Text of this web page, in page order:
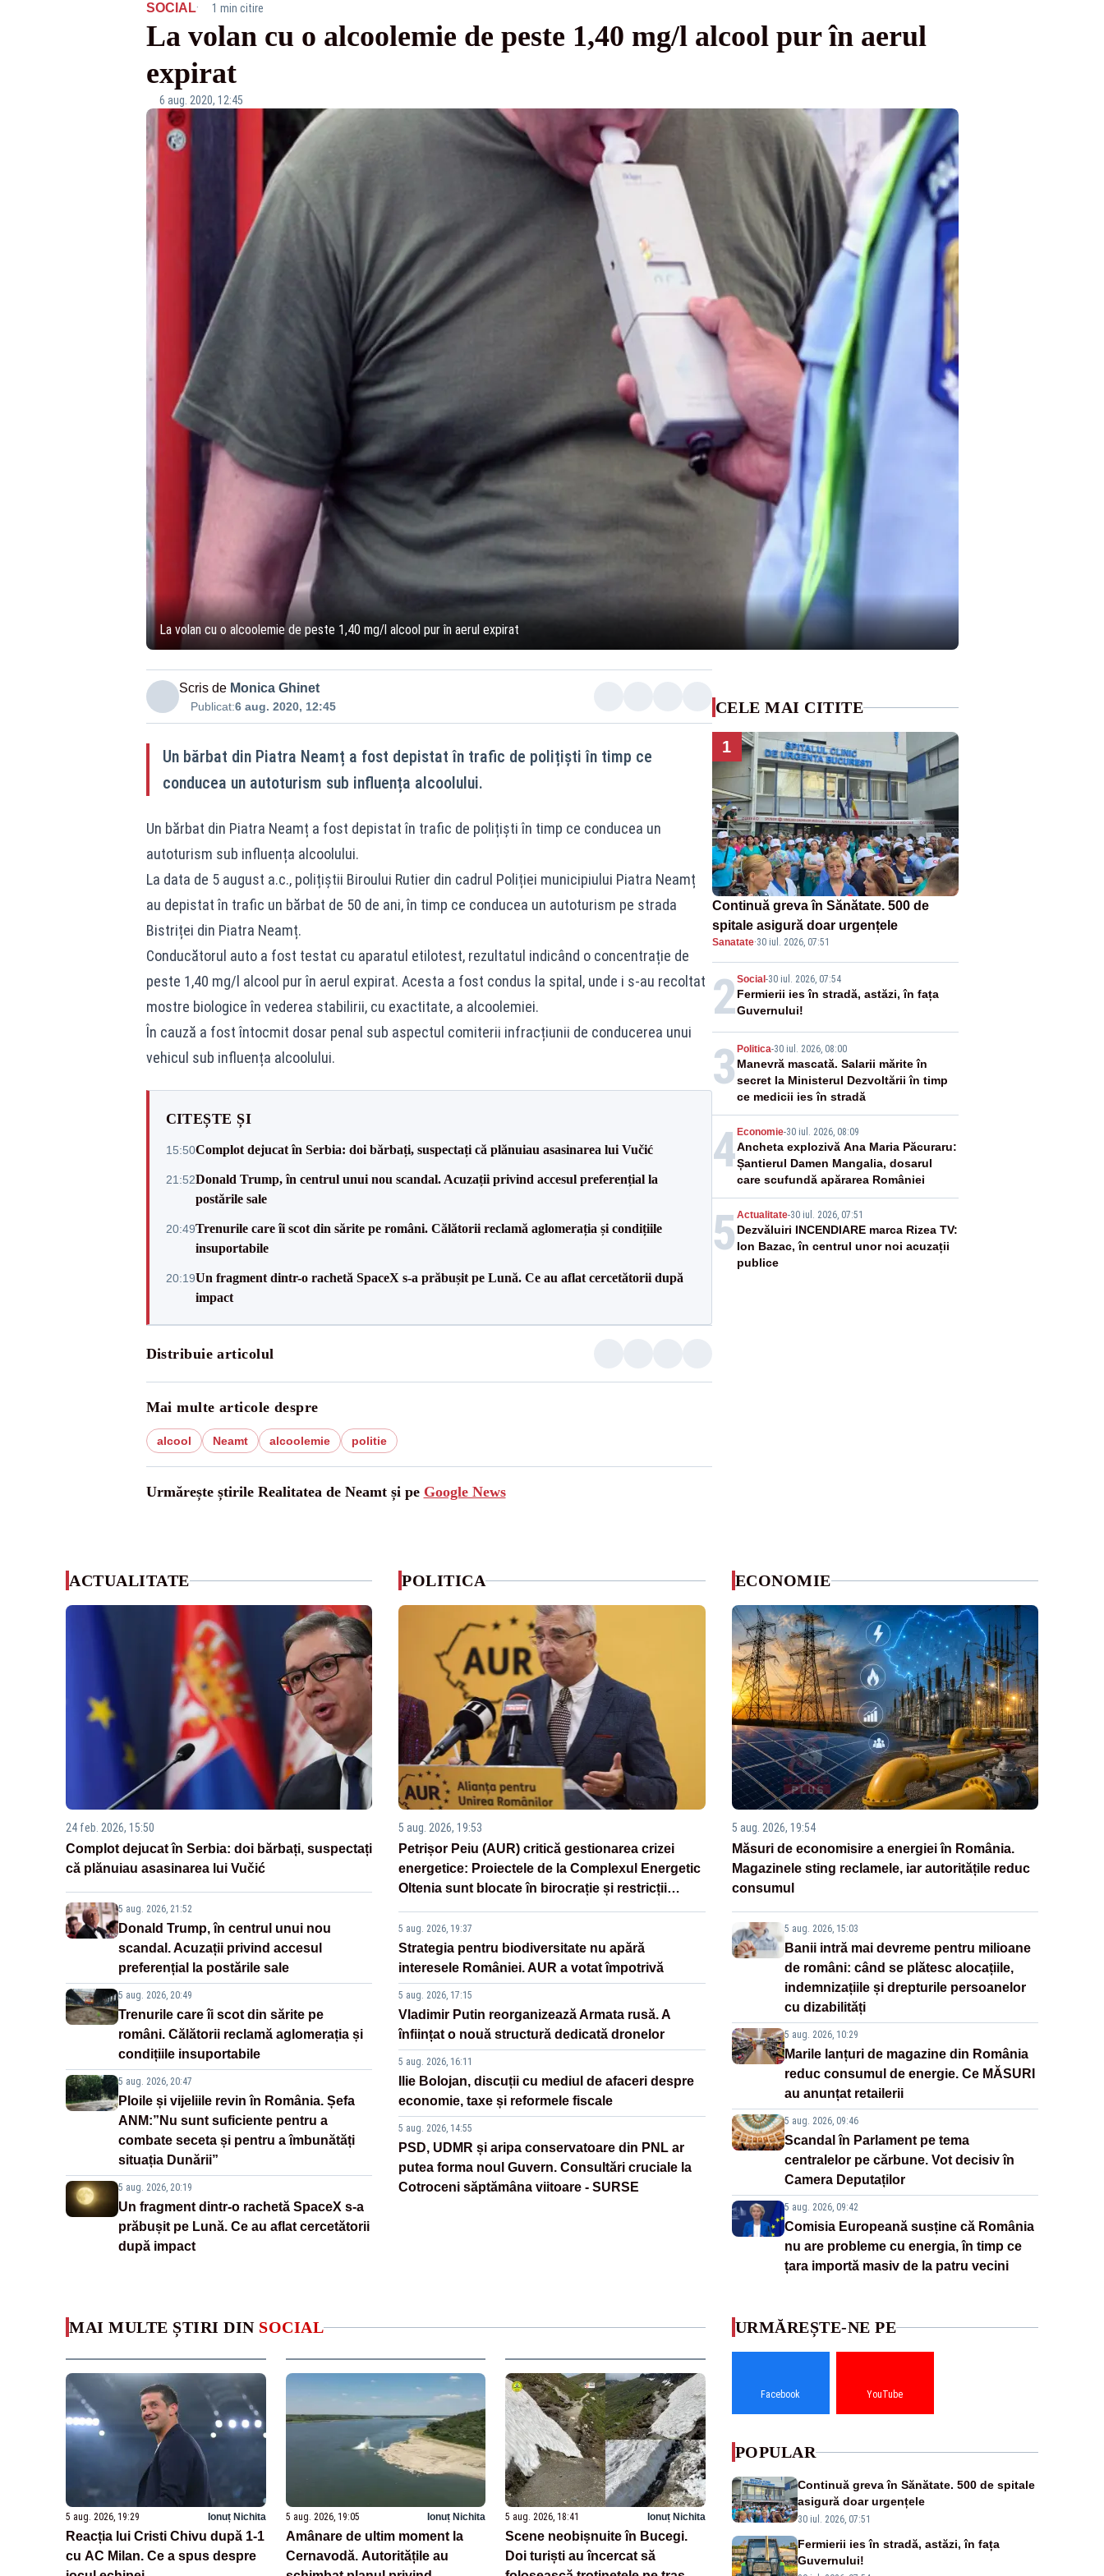
SOCIAL· 1 min citire
La volan cu o alcoolemie de peste 1,40 mg/l alcool pur în aerul
expirat
6 aug. 2020, 12:45
La volan cu o alcoolemie de peste 1,40 mg/l alcool pur în aerul expirat
Scris de Monica Ghinet
Publicat:6 aug. 2020, 12:45
Un bărbat din Piatra Neamț a fost depistat în trafic de polițiști în timp ce
conducea un autoturism sub influența alcoolului.
Un bărbat din Piatra Neamț a fost depistat în trafic de polițiști în timp ce conducea un
autoturism sub influența alcoolului.
La data de 5 august a.c., polițiștii Biroului Rutier din cadrul Poliției municipiului Piatra Neamț
au depistat în trafic un bărbat de 50 de ani, în timp ce conducea un autoturism pe strada
Bistriței din Piatra Neamț.
Conducătorul auto a fost testat cu aparatul etilotest, rezultatul indicând o concentrație de
peste 1,40 mg/l alcool pur în aerul expirat. Acesta a fost condus la spital, unde i s-au recoltat
mostre biologice în vederea stabilirii, cu exactitate, a alcoolemiei.
În cauză a fost întocmit dosar penal sub aspectul comiterii infracțiunii de conducerea unui
vehicul sub influența alcoolului.
CITEȘTE ȘI
15:50Complot dejucat în Serbia: doi bărbați, suspectați că plănuiau asasinarea lui Vučić
21:52Donald Trump, în centrul unui nou scandal. Acuzații privind accesul preferențial la
postările sale
20:49Trenurile care îi scot din sărite pe români. Călătorii reclamă aglomerația și condițiile
insuportabile
20:19Un fragment dintr-o rachetă SpaceX s-a prăbușit pe Lună. Ce au aflat cercetătorii după
impact
Distribuie articolul
Mai multe articole despre
alcool Neamt alcoolemie politie
Urmărește știrile Realitatea de Neamt și pe Google News
CELE MAI CITITE
1
Continuă greva în Sănătate. 500 de
spitale asigură doar urgențele
Sanatate·30 iul. 2026, 07:51
2Social -30 iul. 2026, 07:54
Fermierii ies în stradă, astăzi, în fața
Guvernului!
3 Politica-30 iul. 2026, 08:00
Manevră mascată. Salarii mărite în
secret la Ministerul Dezvoltării în timp
ce medicii ies în stradă
4 Economie-30 iul. 2026, 08:09
Ancheta explozivă Ana Maria Păcuraru:
Șantierul Damen Mangalia, dosarul
care scufundă apărarea României
5 Actualitate-30 iul. 2026, 07:51
Dezvăluiri INCENDIARE marca Rizea TV:
Ion Bazac, în centrul unor noi acuzații
publice
ACTUALITATE
24 feb. 2026, 15:50
Complot dejucat în Serbia: doi bărbați, suspectați
că plănuiau asasinarea lui Vučić
5 aug. 2026, 21:52
Donald Trump, în centrul unui nou
scandal. Acuzații privind accesul
preferențial la postările sale
5 aug. 2026, 20:49
Trenurile care îi scot din sărite pe
români. Călătorii reclamă aglomerația și
condițiile insuportabile
5 aug. 2026, 20:47
Ploile și vijeliile revin în România. Șefa
ANM:”Nu sunt suficiente pentru a
combate seceta și pentru a îmbunătăți
situația Dunării”
5 aug. 2026, 20:19
Un fragment dintr-o rachetă SpaceX s-a
prăbușit pe Lună. Ce au aflat cercetătorii
după impact
POLITICA
5 aug. 2026, 19:53
Petrișor Peiu (AUR) critică gestionarea crizei
energetice: Proiectele de la Complexul Energetic
Oltenia sunt blocate în birocrație și restricții
5 aug. 2026, 19:37
Strategia pentru biodiversitate nu apără
interesele României. AUR a votat împotrivă
5 aug. 2026, 17:15
Vladimir Putin reorganizează Armata rusă. A
înființat o nouă structură dedicată dronelor
5 aug. 2026, 16:11
Ilie Bolojan, discuții cu mediul de afaceri despre
economie, taxe și reformele fiscale
5 aug. 2026, 14:55
PSD, UDMR și aripa conservatoare din PNL ar
putea forma noul Guvern. Consultări cruciale la
Cotroceni săptămâna viitoare - SURSE
ECONOMIE
5 aug. 2026, 19:54
Măsuri de economisire a energiei în România.
Magazinele sting reclamele, iar autoritățile reduc
consumul
5 aug. 2026, 15:03
Banii intră mai devreme pentru milioane
de români: când se plătesc alocațiile,
indemnizațiile și drepturile persoanelor
cu dizabilități
5 aug. 2026, 10:29
Marile lanțuri de magazine din România
reduc consumul de energie. Ce MĂSURI
au anunțat retailerii
5 aug. 2026, 09:46
Scandal în Parlament pe tema
centralelor pe cărbune. Vot decisiv în
Camera Deputaților
5 aug. 2026, 09:42
Comisia Europeană susține că România
nu are probleme cu energia, în timp ce
țara importă masiv de la patru vecini
MAI MULTE ȘTIRI DIN SOCIAL
5 aug. 2026, 19:29 Ionuț Nichita
Reacția lui Cristi Chivu după 1-1
cu AC Milan. Ce a spus despre
5 aug. 2026, 19:05 Ionuț Nichita
Amânare de ultim moment la
Cernavodă. Autoritățile au
5 aug. 2026, 18:41 Ionuț Nichita
Scene neobișnuite în Bucegi.
Doi turiști au încercat să
URMĂREȘTE-NE PE
Facebook YouTube
POPULAR
Continuă greva în Sănătate. 500 de spitale
asigură doar urgențele
30 iul. 2026, 07:51
Fermierii ies în stradă, astăzi, în fața
Guvernului!